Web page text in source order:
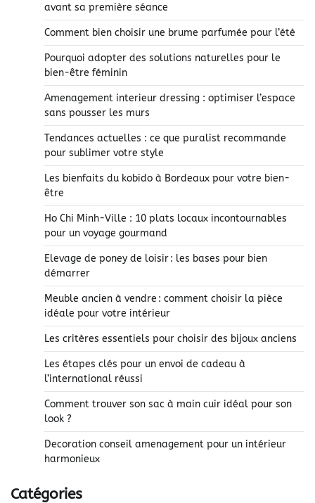
avant sa première séance
Comment bien choisir une brume parfumée pour l’été
Pourquoi adopter des solutions naturelles pour le
bien-être féminin
Amenagement interieur dressing : optimiser l’espace
sans pousser les murs
Tendances actuelles : ce que puralist recommande
pour sublimer votre style
Les bienfaits du kobido à Bordeaux pour votre bien-
être
Ho Chi Minh-Ville : 10 plats locaux incontournables
pour un voyage gourmand
Elevage de poney de loisir : les bases pour bien
démarrer
Meuble ancien à vendre : comment choisir la pièce
idéale pour votre intérieur
Les critères essentiels pour choisir des bijoux anciens
Les étapes clés pour un envoi de cadeau à
l’international réussi
Comment trouver son sac à main cuir idéal pour son
look ?
Decoration conseil amenagement pour un intérieur
harmonieux
Catégories